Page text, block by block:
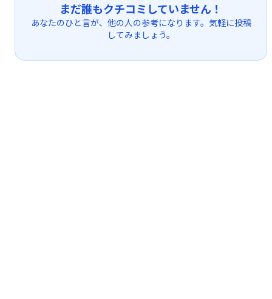
まだ誰もクチコミしていません！
あなたのひと言が、他の人の参考になります。気軽に投稿
してみましょう。